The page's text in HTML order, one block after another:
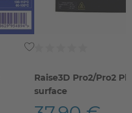
Raise3D Pro2/Pro2
surface